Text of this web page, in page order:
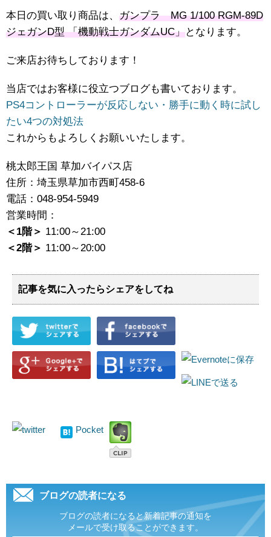
本日の買い取り商品は、 ガンプラ MG 1/100 RGM-89D
ジェガンD型 「機動戦士ガンダムUC」となります。
ご来店お待ちしております！
当店ではお客様に役立つブログも書いております。
PS4コントローラーが反応しない・勝手に動く時に試し
たい4つの対処法
これからもよろしくお願いいたします。
桃太郎王国 草加バイパス店
住所：埼玉県草加市西町458‐6
電話：048-954-5949
営業時間：
＜1階＞ 11:00～21:00
＜2階＞ 11:00～20:00
記事を気に入ったらシェアをしてね
Pocket
ブログの読者になる
ブログの読者になると新着記事の通知を
メールで受け取ることができます。